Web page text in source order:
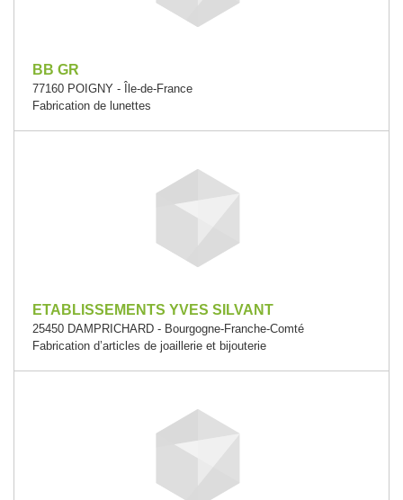
BB GR
77160 POIGNY - Île-de-France
Fabrication de lunettes
ETABLISSEMENTS YVES SILVANT
25450 DAMPRICHARD - Bourgogne-Franche-Comté
Fabrication d’articles de joaillerie et bijouterie